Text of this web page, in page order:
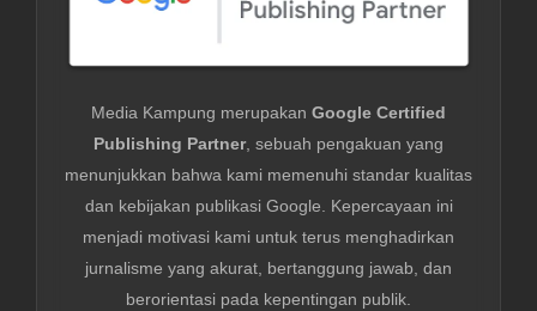
Media Kampung merupakan Google Certified
Publishing Partner, sebuah pengakuan yang
menunjukkan bahwa kami memenuhi standar kualitas
dan kebijakan publikasi Google. Kepercayaan ini
menjadi motivasi kami untuk terus menghadirkan
jurnalisme yang akurat, bertanggung jawab, dan
berorientasi pada kepentingan publik.